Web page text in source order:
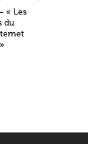
« Les
du